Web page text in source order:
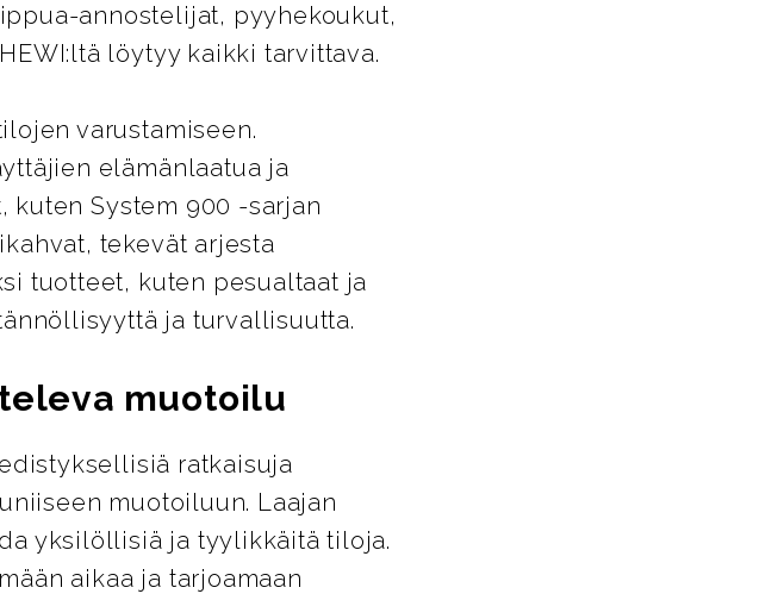
annostelijat, pyyhekoukut,
löytyy kaikki tarvittava.
varustamiseen.
elämänlaatua ja
kuten System 900 -sarjan
tekevät arjesta
tuotteet, kuten pesualtaat ja
ja turvallisuutta.
muotoilu
ratkaisuja
muotoiluun. Laajan
yksilöllisiä ja tyylikkäitä tiloja.
aikaa ja tarjoamaan